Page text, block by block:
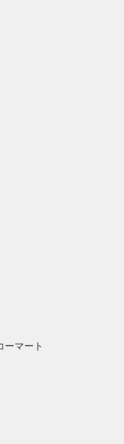
ーマート